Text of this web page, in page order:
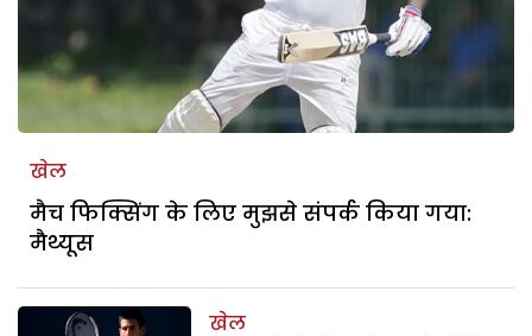
खेल
मैच फिक्सिंग के लिए मुझसे संपर्क किया गया:
मैथ्यूस
खेल